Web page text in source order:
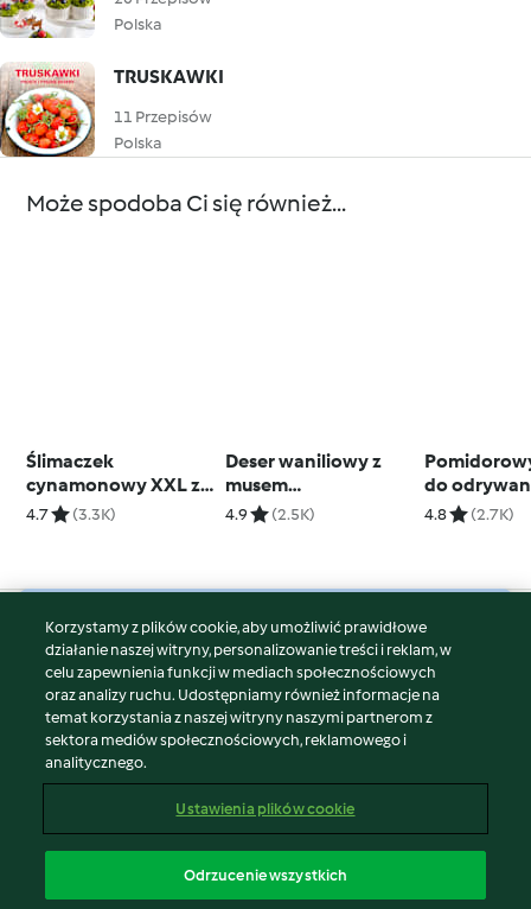
Polska
TRUSKAWKI
11 Przepisów
Polska
Może spodoba Ci się również...
Ślimaczek
cynamonowy XXL z
polewą z serka
4.7 (3.3K)
Deser waniliowy z
musem
truskawkowym
4.9 (2.5K)
do
4.8 (2.7K)
© Copyright 2026
Warunki korzystania
Polityka prywatności
Disclaimer
Znak wydawcy
Zgłoś treść
Oświadczenie o dostępności
Korzystamy z plików cookie, aby umożliwić prawidłowe
działanie naszej witryny, personalizowanie treści i reklam, w
celu zapewnienia funkcji w mediach społecznościowych
oraz analizy ruchu. Udostępniamy również informacje na
temat korzystania z naszej witryny naszymi partnerom z
sektora mediów społecznościowych, reklamowego i
analitycznego.
Ustawienia plików cookie
Odrzucenie wszystkich